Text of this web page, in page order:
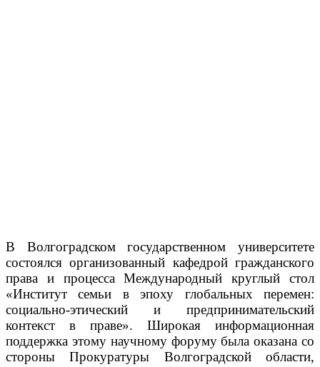
В Волгоградском государственном университете
состоялся организованный кафедрой гражданского
права и процесса Международный круглый стол
«Институт семьи в эпоху глобальных перемен:
социально-этический и предпринимательский
контекст в праве». Широкая информационная
поддержка этому научному форуму была оказана со
стороны Прокуратуры Волгоградской области,